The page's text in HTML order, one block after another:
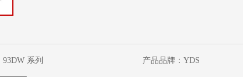
93DW 系列 产品品牌： YDS